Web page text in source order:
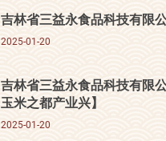
吉林省三益永食品科技有限
2025-01-20
吉林省三益永食品科技有限
玉米之都产业兴】
2025-01-20